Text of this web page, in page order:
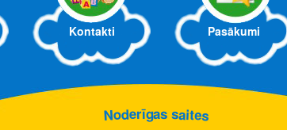
Kontakti Pasākumi
Noderīgas saites